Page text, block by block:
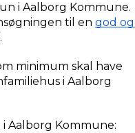
i Aalborg Kommune.
til en god og
minimum skal have
i Aalborg
Aalborg Kommune: